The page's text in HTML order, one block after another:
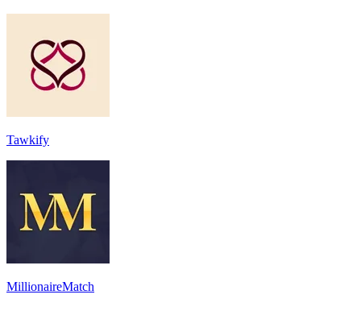
Tawkify
MillionaireMatch